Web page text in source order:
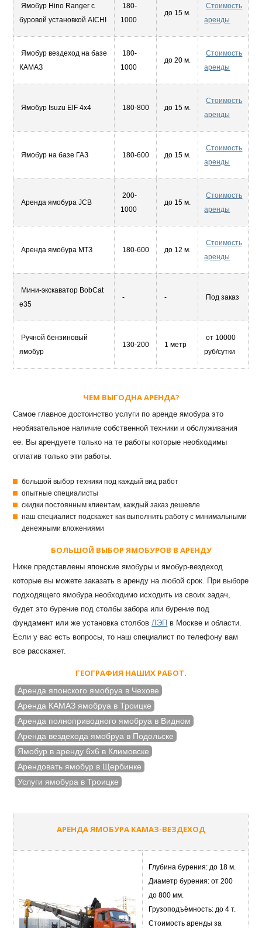
Ямобур Hino Ranger с
буровой установкой AICHI
180-
1000
до 15 м.
Стоимость
аренды
Ямобур вездеход на базе
КАМАЗ
180-
1000
до 20 м.
Стоимость
аренды
Ямобур Isuzu ElF 4х4 180-800 до 15 м.
Стоимость
аренды
Ямобур на базе ГАЗ 180-600 до 15 м.
Стоимость
аренды
Аренда ямобура JCB
200-
1000
до 15 м.
Стоимость
аренды
Аренда ямобура МТЗ 180-600 до 12 м.
Стоимость
аренды
Мини-экскаватор BobCat
e35
- - Под заказ
Ручной бензиновый
ямобур
130-200 1 метр
от 10000
руб/сутки
ЧЕМ ВЫГОДНА АРЕНДА?
Самое главное достоинство услуги по аренде ямобура это
необязательное наличие собственной техники и обслуживания
ее. Вы арендуете только на те работы которые необходимы
оплатив только эти работы.
большой выбор техники под каждый вид работ
опытные специалисты
скидки постоянным клиентам, каждый заказ дешевле
наш специалист подскажет как выполнить работу с минимальными
денежными вложениями
БОЛЬШОЙ ВЫБОР ЯМОБУРОВ В АРЕНДУ
Ниже представлены японские ямобуры и ямобур-вездеход
которые вы можете заказать в аренду на любой срок. При выборе
подходящего ямобура необходимо исходить из своих задач,
будет это бурение под столбы забора или бурение под
фундамент или же установка столбовЛЭП в Москве и области.
Если у вас есть вопросы, то наш специалист по телефону вам
все расскажет.
ГЕОГРАФИЯ НАШИХ РАБОТ.
Аренда японского ямобруа в Чехове
Аренда КАМАЗ ямобруа в Троицке
Аренда полноприводного ямобруа в Видном
Аренда вездехода ямобруа в Подольске
Ямобур в аренду 6х6 в Климовске
Арендовать ямобур в Щербинке
Услуги ямобура в Троицке
АРЕНДА ЯМОБУРА КАМАЗ-ВЕЗДЕХОД
Глубина бурения: до 18 м.
Диаметр бурения: от 200
до 800 мм.
Грузоподъёмность: до 4 т.
Стоимость аренды за